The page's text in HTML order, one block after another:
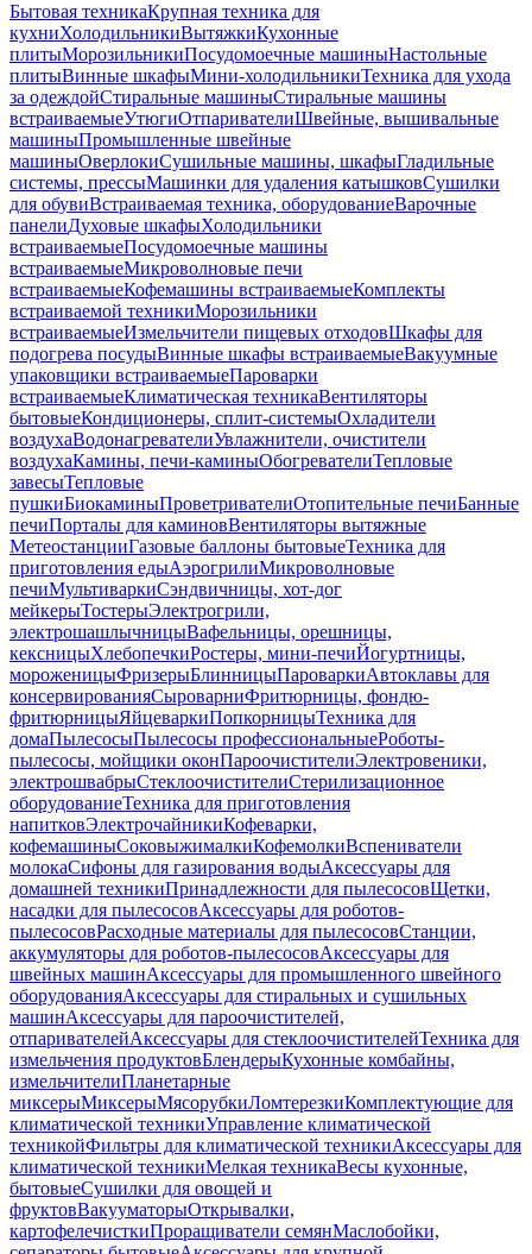
Бытовая техникаКрупная техника для
кухниХолодильникиВытяжкиКухонные
плитыМорозильникиПосудомоечные машиныНастольные
плитыВинные шкафыМини-холодильникиТехника для ухода
за одеждойСтиральные машиныСтиральные машины
встраиваемыеУтюгиОтпаривателиШвейные, вышивальные
машиныПромышленные швейные
машиныОверлокиСушильные машины, шкафыГладильные
системы, прессыМашинки для удаления катышковСушилки
для обувиВстраиваемая техника, оборудованиеВарочные
панелиДуховые шкафыХолодильники
встраиваемыеПосудомоечные машины
встраиваемыеМикроволновые печи
встраиваемыеКофемашины встраиваемыеКомплекты
встраиваемой техникиМорозильники
встраиваемыеИзмельчители пищевых отходовШкафы для
подогрева посудыВинные шкафы встраиваемыеВакуумные
упаковщики встраиваемыеПароварки
встраиваемыеКлиматическая техникаВентиляторы
бытовыеКондиционеры, сплит-системыОхладители
воздухаВодонагревателиУвлажнители, очистители
воздухаКамины, печи-каминыОбогревателиТепловые
завесыТепловые
пушкиБиокаминыПроветривателиОтопительные печиБанные
печиПорталы для каминовВентиляторы вытяжные
МетеостанцииГазовые баллоны бытовыеТехника для
приготовления едыАэрогрилиМикроволновые
печиМультиваркиСэндвичницы, хот-дог
мейкерыТостерыЭлектрогрили,
электрошашлычницыВафельницы, орешницы,
кексницыХлебопечкиРостеры, мини-печиЙогуртницы,
мороженицыФризерыБлинницыПароваркиАвтоклавы для
консервированияСыроварниФритюрницы, фондю-
фритюрницыЯйцеваркиПопкорницыТехника для
домаПылесосыПылесосы профессиональныеРоботы-
пылесосы, мойщики оконПароочистителиЭлектровеники,
электрошвабрыСтеклоочистителиСтерилизационное
оборудованиеТехника для приготовления
напитковЭлектрочайникиКофеварки,
кофемашиныСоковыжималкиКофемолкиВспениватели
молокаСифоны для газирования водыАксессуары для
домашней техникиПринадлежности для пылесосовЩетки,
насадки для пылесосовАксессуары для роботов-
пылесосовРасходные материалы для пылесосовСтанции,
аккумуляторы для роботов-пылесосовАксессуары для
швейных машинАксессуары для промышленного швейного
оборудованияАксессуары для стиральных и сушильных
машинАксессуары для пароочистителей,
отпаривателейАксессуары для стеклоочистителейТехника для
измельчения продуктовБлендерыКухонные комбайны,
измельчителиПланетарные
миксерыМиксерыМясорубкиЛомтерезкиКомплектующие для
климатической техникиУправление климатической
техникойФильтры для климатической техникиАксессуары для
климатической техникиМелкая техникаВесы кухонные,
бытовыеСушилки для овощей и
фруктовВакууматорыОткрывалки,
картофелечисткиПроращиватели семянМаслобойки,